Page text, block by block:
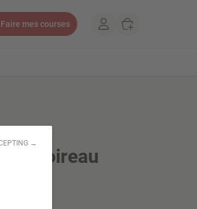
→
Faire mes courses
Poireau